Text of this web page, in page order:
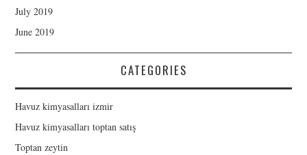
July 2019
June 2019
CATEGORIES
Havuz kimyasalları izmir
Havuz kimyasalları toptan satış
Toptan zeytin